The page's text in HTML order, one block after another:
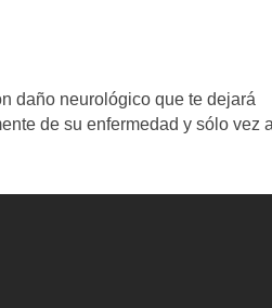
daño neurológico que te dejará
de su enfermedad y sólo vez